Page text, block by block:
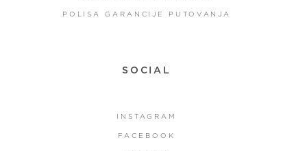
POLISA GARANCIJE PUTOVANJA
SOCIAL
INSTAGRAM
FACEBOOK